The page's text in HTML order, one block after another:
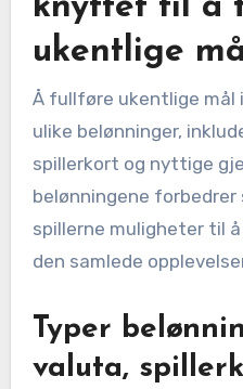
knyttet til å
ukentlige
Å fullføre ukentlige mål
ulike belønninger,
spillerkort og nyttige
belønningene forbedrer
spillerne muligheter til
den samlede
Typer
valuta,